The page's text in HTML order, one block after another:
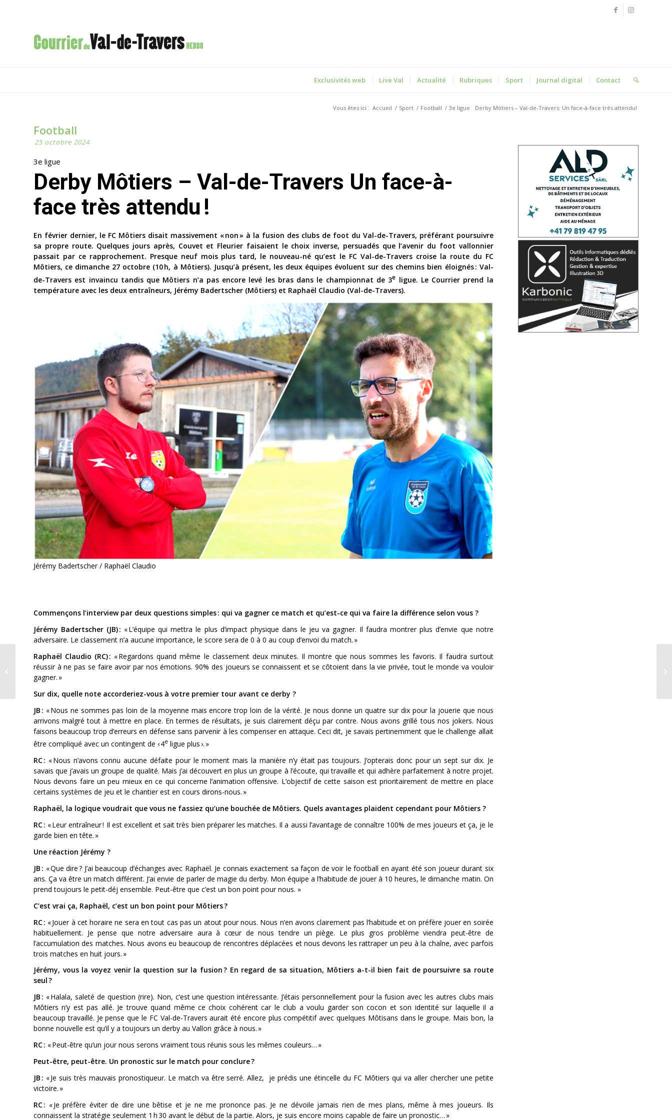
Exclusivités web Live Val Actualité Rubriques Sport Journal digital Contact
Vous êtes ici : Accueil / Sport / Football / 3e ligue Derby Môtiers – Val-de-Travers: Un face-à-face très attendu!
Football
25 octobre 2024
3e ligue
Derby Môtiers – Val-de-Travers Un face-à-
face très attendu !
En février dernier, le FC Môtiers disait massivement « non » à la fusion des clubs de foot du Val-de-Travers, préférant poursuivre
sa propre route. Quelques jours après, Couvet et Fleurier faisaient le choix inverse, persuadés que l’avenir du foot vallonnier
passait par ce rapprochement. Presque neuf mois plus tard, le nouveau-né qu’est le FC Val-de-Travers croise la route du FC
Môtiers, ce dimanche 27 octobre (10 h, à Môtiers). Jusqu’à présent, les deux équipes évoluent sur des chemins bien éloignés : Val-
de-Travers est invaincu tandis que Môtiers n’a pas encore levé les bras dans le championnat de 3e ligue. Le Courrier prend la
température avec les deux entraîneurs, Jérémy Badertscher (Môtiers) et Raphaël Claudio (Val-de-Travers).
Jérémy Badertscher / Raphaël Claudio
Commençons l’interview par deux questions simples : qui va gagner ce match et qu’est-ce qui va faire la différence selon vous ?
Jérémy Badertscher (JB) : « L’équipe qui mettra le plus d’impact physique dans le jeu va gagner. Il faudra montrer plus d’envie que notre
adversaire. Le classement n’a aucune importance, le score sera de 0 à 0 au coup d’envoi du match. »
Raphaël Claudio (RC) : « Regardons quand même le classement deux minutes. Il montre que nous sommes les favoris. Il faudra surtout
réussir à ne pas se faire avoir par nos émotions. 90% des joueurs se connaissent et se côtoient dans la vie privée, tout le monde va vouloir
gagner. »
Sur dix, quelle note accorderiez-vous à votre premier tour avant ce derby ?
JB : « Nous ne sommes pas loin de la moyenne mais encore trop loin de la vérité. Je nous donne un quatre sur dix pour la jouerie que nous
arrivons malgré tout à mettre en place. En termes de résultats, je suis clairement déçu par contre. Nous avons grillé tous nos jokers. Nous
faisons beaucoup trop d’erreurs en défense sans parvenir à les compenser en attaque. Ceci dit, je savais pertinemment que le challenge allait
être compliqué avec un contingent de ‹ 4e ligue plus ›. »
RC : « Nous n’avons connu aucune défaite pour le moment mais la manière n’y était pas toujours. J’opterais donc pour un sept sur dix. Je
savais que j’avais un groupe de qualité. Mais j’ai découvert en plus un groupe à l’écoute, qui travaille et qui adhère parfaitement à notre projet.
Nous devons faire un peu mieux en ce qui concerne l’animation offensive. L’objectif de cette saison est prioritairement de mettre en place
certains systèmes de jeu et le chantier est en cours dirons-nous. »
Raphaël, la logique voudrait que vous ne fassiez qu’une bouchée de Môtiers. Quels avantages plaident cependant pour Môtiers ?
RC : « Leur entraîneur ! Il est excellent et sait très bien préparer les matches. Il a aussi l’avantage de connaître 100% de mes joueurs et ça, je le
garde bien en tête. »
Une réaction Jérémy ?
JB : « Que dire ? J’ai beaucoup d’échanges avec Raphaël. Je connais exactement sa façon de voir le football en ayant été son joueur durant six
ans. Ça va être un match différent. J’ai envie de parler de magie du derby. Mon équipe a l’habitude de jouer à 10 heures, le dimanche matin. On
prend toujours le petit-déj ensemble. Peut-être que c’est un bon point pour nous. »
C’est vrai ça, Raphaël, c’est un bon point pour Môtiers ?
RC : « Jouer à cet horaire ne sera en tout cas pas un atout pour nous. Nous n’en avons clairement pas l’habitude et on préfère jouer en soirée
habituellement. Je pense que notre adversaire aura à cœur de nous tendre un piège. Le plus gros problème viendra peut-être de
l’accumulation des matches. Nous avons eu beaucoup de rencontres déplacées et nous devons les rattraper un peu à la chaîne, avec parfois
trois matches en huit jours. »
Jérémy, vous la voyez venir la question sur la fusion ? En regard de sa situation, Môtiers a-t-il bien fait de poursuivre sa route
seul ?
JB : « Halala, saleté de question (rire). Non, c’est une question intéressante. J’étais personnellement pour la fusion avec les autres clubs mais
Môtiers n’y est pas allé. Je trouve quand même ce choix cohérent car le club a voulu garder son cocon et son identité sur laquelle il a
beaucoup travaillé. Je pense que le FC Val-de-Travers aurait été encore plus compétitif avec quelques Môtisans dans le groupe. Mais bon, la
bonne nouvelle est qu’il y a toujours un derby au Vallon grâce à nous. »
RC : « Peut-être qu’un jour nous serons vraiment tous réunis sous les mêmes couleurs… »
Peut-être, peut-être. Un pronostic sur le match pour conclure ?
JB : « Je suis très mauvais pronostiqueur. Le match va être serré. Allez,
je prédis une étincelle du FC Môtiers qui va aller chercher une petite
victoire. »
RC : « Je préfère éviter de dire une bêtise et je ne me prononce pas. Je ne dévoile jamais rien de mes plans, même à mes joueurs. Ils
connaissent la stratégie seulement 1 h 30 avant le début de la partie. Alors, je suis encore moins capable de faire un pronostic… »
Revue neuchâteloise
Une 4e édition avec le retour de
Cuche & Barbezat